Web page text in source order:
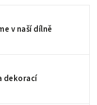
v naší dílně
dekorací